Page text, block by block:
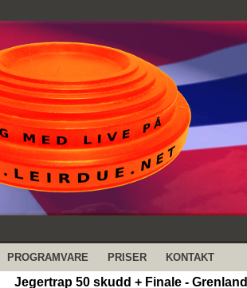
PROGRAMVARE PRISER KONTAKT
Jegertrap 50 skudd + Finale -